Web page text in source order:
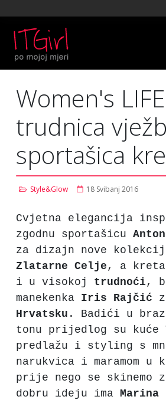
Women's
trudnica
sportašica
Style&Glow 18 Svibanj 2016
Cvjetna elegancija
zgodnu sportašicu
za dizajn nove
Zlatarne Celje , a
i u visokoj trudnoći ,
manekenka Iris Rajčić
Hrvatsku . Badići u
tonu prijedlog su kuće
predlažu i styling s
narukvica i maramom u
prije nego se skinemo
dobru ideju ima Marina